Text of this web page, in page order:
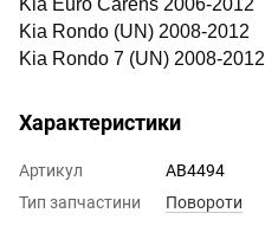
Kia Rondo (UN) 2008-2012
Kia Rondo 7 (UN) 2008-2012
Характеристики
Артикул
AB4494
Тип запчастини
Повороти